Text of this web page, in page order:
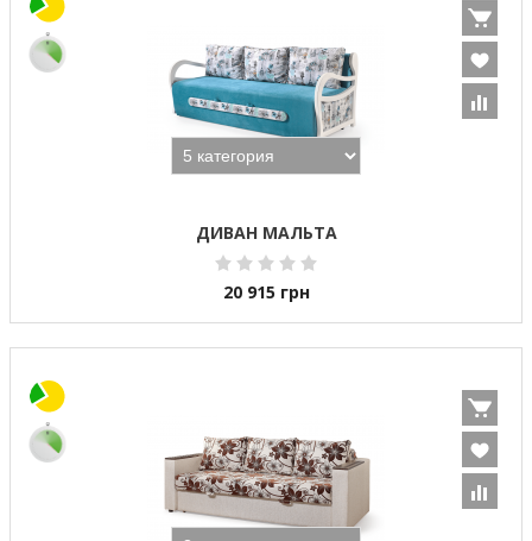
ДИВАН МАЛЬТА
20 915 грн